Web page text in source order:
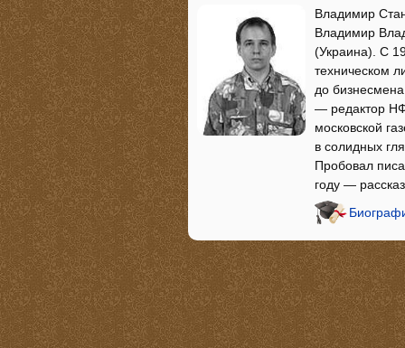
Владимир
Владимир
(Украина). С
техническом
до
— редактор
московской
в солидных
Пробовал
году —